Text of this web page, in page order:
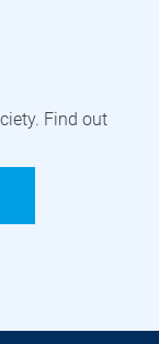
Find out